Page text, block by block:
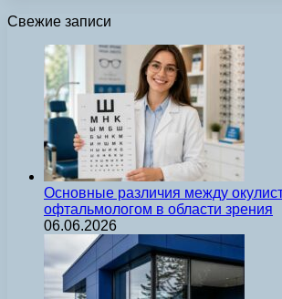
Свежие записи
Основные различия между
офтальмологом в области зрения
06.06.2026